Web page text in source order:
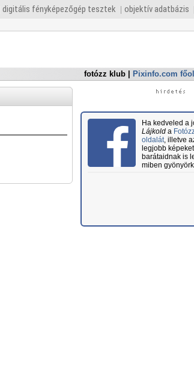
digitális fényképezőgép tesztek objektív adatbázis
fotózz klub Pixinfo.com
Ha kedveled a
Lájkolda
oldalát, illetve
legjobb
barátaidnak is
miben